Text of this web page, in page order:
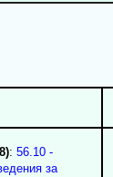
: 56.10 -
за